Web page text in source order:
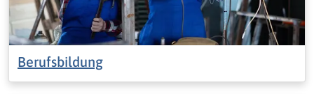
Berufsbildung